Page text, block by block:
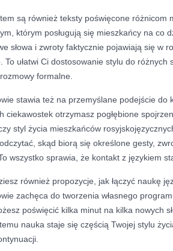
są również teksty poświęcone różnicom
którym posługują się mieszkańcy na co
słowa i zwroty faktycznie pojawiają się w
To ułatwi Ci dostosowanie stylu do
formalne.
stawia też na przemyślane podejście do
ciekawostek otrzymasz pogłębione
styl życia mieszkańców
skąd biorą się określone gesty,
wszystko sprawia, że kontakt z językiem
również propozycje, jak łączyć naukę
zachęca do tworzenia własnego
poświęcić kilka minut na kilka nowych
nauka staje się częścią Twojej stylu